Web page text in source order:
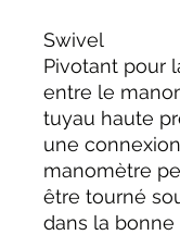
Swivel
Pivotant pour
entre le
tuyau haute
une
manomètre
être tourné
dans la bonne